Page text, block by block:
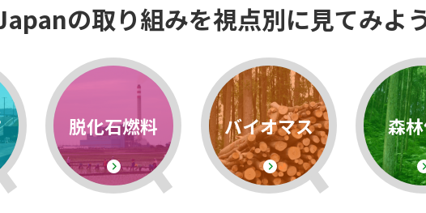
の取り組みを視点別に見てみよ
脱化石燃料 バイオマス 森